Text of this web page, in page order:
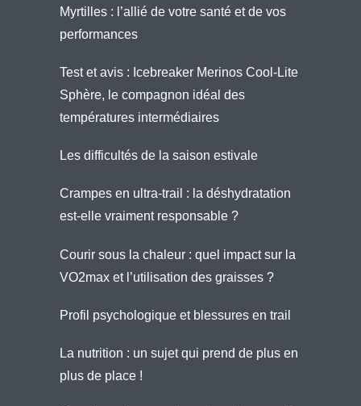
Myrtilles : l’allié de votre santé et de vos
performances
Test et avis : Icebreaker Merinos Cool-Lite
Sphère, le compagnon idéal des
températures intermédiaires
Les difficultés de la saison estivale
Crampes en ultra-trail : la déshydratation
est-elle vraiment responsable ?
Courir sous la chaleur : quel impact sur la
VO2max et l’utilisation des graisses ?
Profil psychologique et blessures en trail
La nutrition : un sujet qui prend de plus en
plus de place !